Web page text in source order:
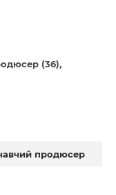
(36)
продюсер